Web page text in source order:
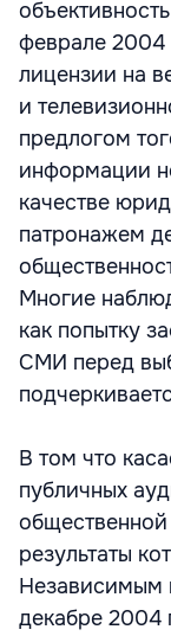
феврале 2004
лицензии на
и
предлогом
информации
качестве
патронажем
Многие
как попытку
СМИ перед
В том что
публичных
результаты
Независимым
декабре 2004